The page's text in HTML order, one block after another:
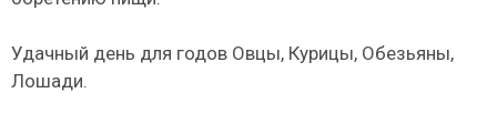
Удачный день для годов Овцы, Курицы, Обезьяны,
Лошади.